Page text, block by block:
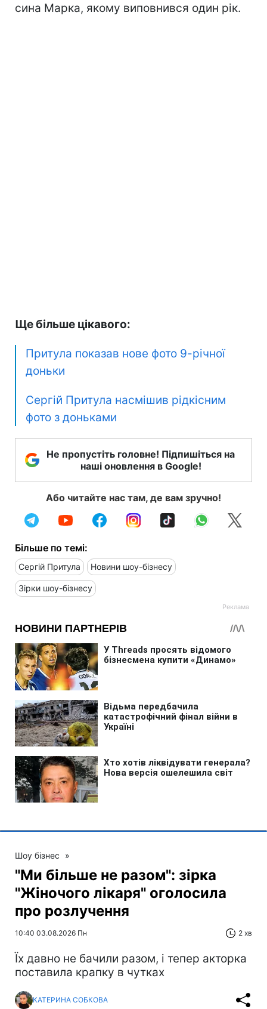
сина Марка, якому виповнився один рік.
Ще більше цікавого:
Притула показав нове фото 9-річної
доньки
Сергій Притула насмішив рідкісним
фото з доньками
Не пропустіть головне! Підпишіться на
наші оновлення в Google!
Або читайте нас там, де вам зручно!
Більше по темі:
Сергій Притула Новини шоу-бізнесу
Зірки шоу-бізнесу
Шоу бізнес »
"Ми більше не разом": зірка
"Жіночого лікаря" оголосила
про розлучення
10:40 03.08.2026 Пн 2 хв
Їх давно не бачили разом, і тепер акторка
поставила крапку в чутках
КАТЕРИНА СОБКОВА